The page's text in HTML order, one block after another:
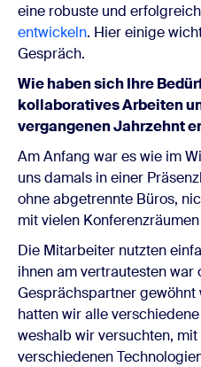
eine robuste und
entwickeln. Hier einige
Gespräch.
Wie haben sich Ihre
kollaboratives Arbeiten
vergangenen Jahrzehnt
Am Anfang war es wie im
uns damals in einer
ohne abgetrennte Büros,
mit vielen
Die Mitarbeiter nutzten
ihnen am vertrautesten war
Gesprächspartner gewöhnt
hatten wir alle
weshalb wir versuchten,
verschiedenen